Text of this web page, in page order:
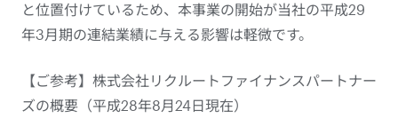
と位置付けているため、本事業の開始が当社の平成29
年3月期の連結業績に与える影響は軽微です。
【ご参考】株式会社リクルートファイナンスパートナー
ズの概要（平成28年8月24日現在）